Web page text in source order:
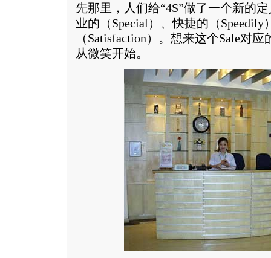
先那里，人们给“4S”做了一个新的
业的（Special）、快捷的（Speedily
（Satisfaction）。想来这个Sale对
从微笑开始。